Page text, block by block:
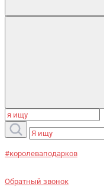
#королеваподарков
Обратный звонок